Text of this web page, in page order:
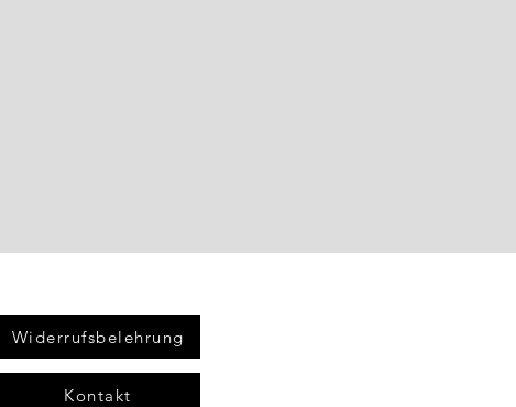
Widerrufsbelehrung
Kontakt